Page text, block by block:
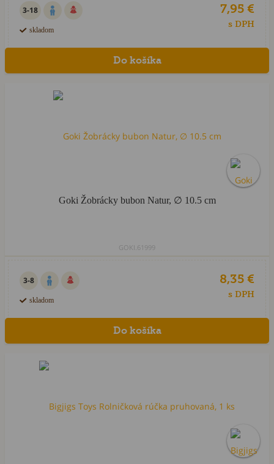
3-18
skladom
7,95 €
s DPH
Goki Žobrácky bubon Natur, ∅ 10.5 cm
GOKI.61999
3-8
skladom
8,35 €
s DPH